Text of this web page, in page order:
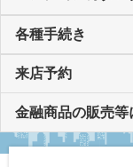
各種手続き
来店予約
金融商品の販売